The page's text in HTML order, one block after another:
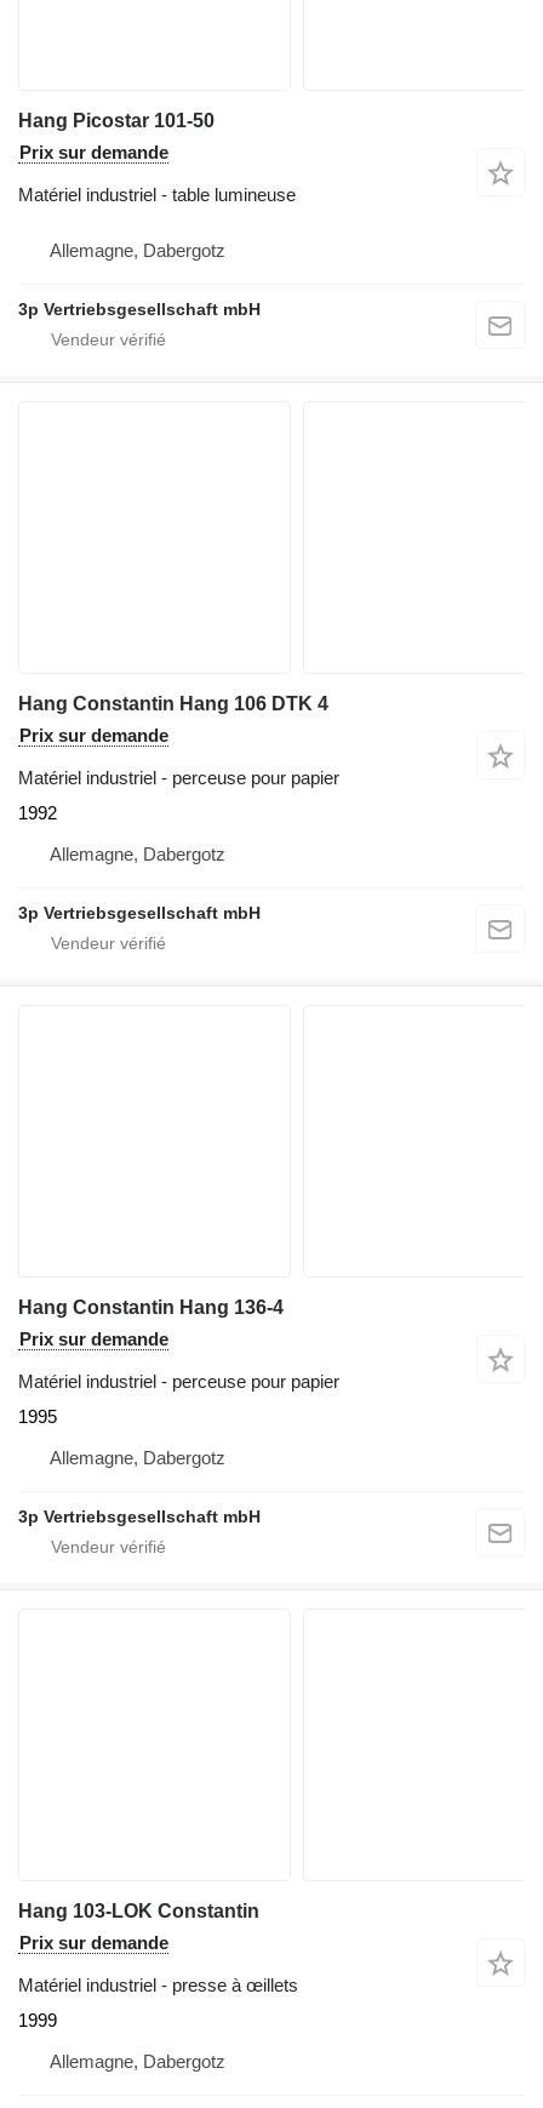
Hang Picostar 101-50
Prix sur demande
Matériel industriel - table lumineuse
Allemagne, Dabergotz
3p Vertriebsgesellschaft mbH
Hang Constantin Hang 106 DTK 4
Prix sur demande
Matériel industriel - perceuse pour papier
1992
Allemagne, Dabergotz
3p Vertriebsgesellschaft mbH
Hang Constantin Hang 136-4
Prix sur demande
Matériel industriel - perceuse pour papier
1995
Allemagne, Dabergotz
3p Vertriebsgesellschaft mbH
Hang 103-LOK Constantin
Prix sur demande
Matériel industriel - presse à œillets
1999
Allemagne, Dabergotz